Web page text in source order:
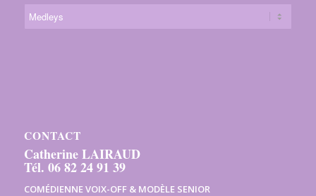
CONTACT
Catherine LAIRAUD
Tél. 06 82 24 91 39
COMÉDIENNE VOIX-OFF & MODÈLE SENIOR